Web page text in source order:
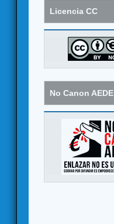
Licencia CC
No Canon AEDE